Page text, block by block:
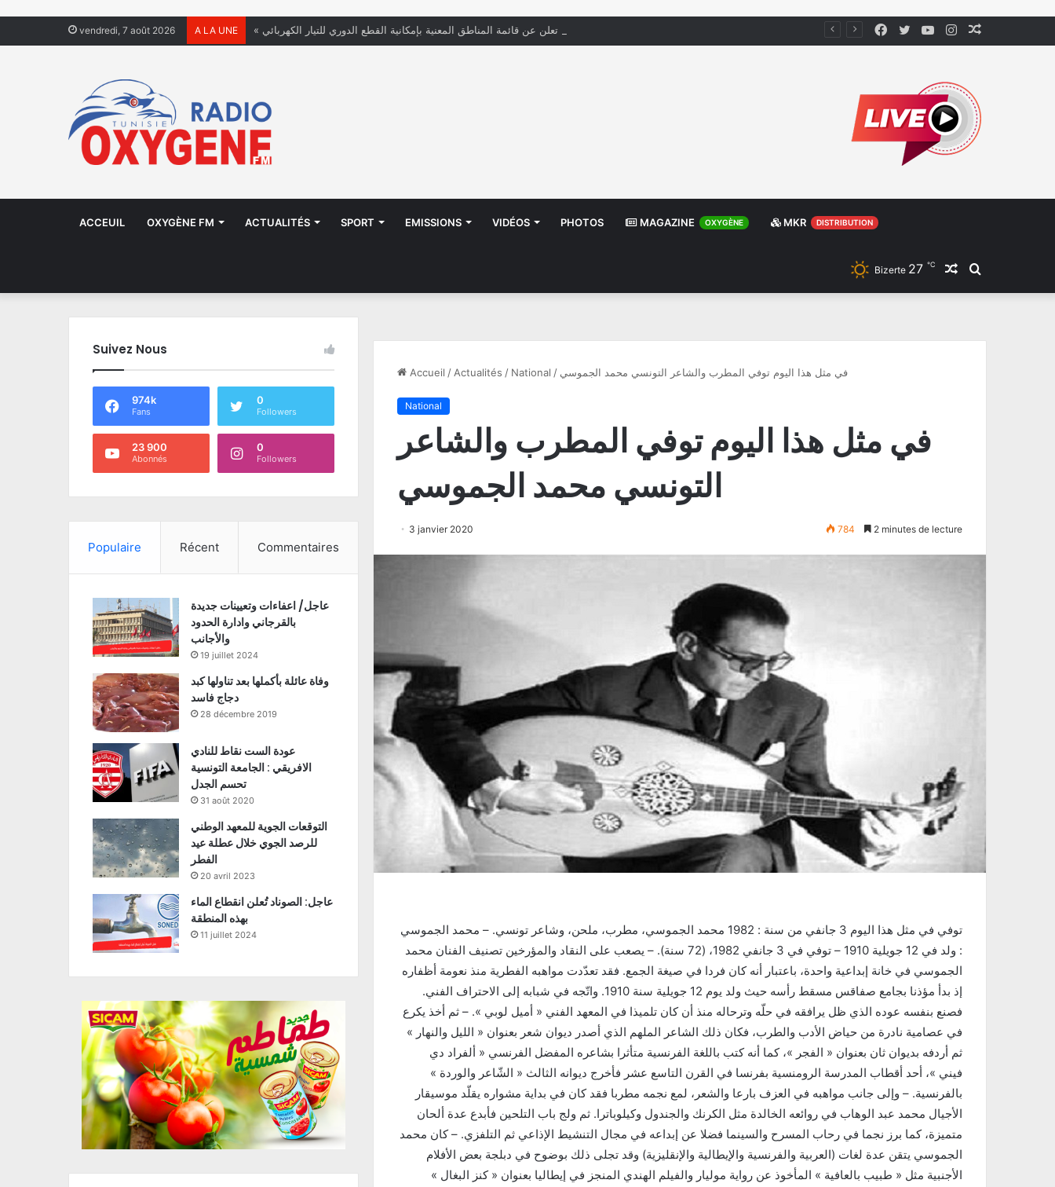
vendredi, 7 août 2026 A LA UNE « الستاغ » تعلن عن قائمة المناطق المعنية بإمكانية القطع الدوري للتيار الكهربائي Instagram
YouTube
Twitter
Facebook
ACCEUIL OXYGÈNE FM ACTUALITÉS SPORT EMISSIONS VIDÉOS PHOTOS MAGAZINE OXYGÈNE MKR DISTRIBUTION
Rechercher
Article
Bizerte 27 ℃
Accueil / Actualités / National / في مثل هذا اليوم توفي المطرب والشاعر التونسي محمد الجموسي
National
في مثل هذا اليوم توفي المطرب والشاعر
التونسي محمد الجموسي
3 janvier 2020 784 2 minutes de lecture
توفي في مثل هذا اليوم 3 جانفي من سنة : 1982 محمد الجموسي، مطرب، ملحن، وشاعر تونسي. – محمد الجموسي
: ولد في 12 جويلية 1910 – توفي في 3 جانفي 1982، (72 سنة). – يصعب على النقاد والمؤرخين تصنيف الفنان محمد
الجموسي في خانة إبداعية واحدة، باعتبار أنه كان فردا في صيغة الجمع. فقد تعدّدت مواهبه الفطرية منذ نعومة أظفاره
إذ بدأ مؤذنا بجامع صفاقس مسقط رأسه حيث ولد يوم 12 جويلية سنة 1910. واتّجه في شبابه إلى الاحتراف الفني.
فصنع بنفسه عوده الذي ظل يرافقه في حلّه وترحاله منذ أن كان تلميذا في المعهد الفني « أميل لوبي ». – ثم أخذ يكرع
في عصامية نادرة من حياض الأدب والطرب، فكان ذلك الشاعر الملهم الذي أصدر ديوان شعر بعنوان « الليل والنهار »
ثم أردفه بديوان ثان بعنوان « الفجر »، كما أنه كتب باللغة الفرنسية متأثرا بشاعره المفضل الفرنسي « ألفراد دي
فيني »، أحد أقطاب المدرسة الرومنسية بفرنسا في القرن التاسع عشر فأخرج ديوانه الثالث « الشّاعر والوردة »
بالفرنسية. – وإلى جانب مواهبه في العزف بارعا والشعر، لمع نجمه مطربا فقد كان في بداية مشواره يقلّد موسيقار
الأجيال محمد عبد الوهاب في روائعه الخالدة مثل الكرنك والجندول وكيلوباترا. ثم ولج باب التلحين فأبدع عدة ألحان
متميزة، كما برز نجما في رحاب المسرح والسينما فضلا عن إبداعه في مجال التنشيط الإذاعي ثم التلفزي. – كان محمد
الجموسي يتقن عدة لغات (العربية والفرنسية والإيطالية والإنقليزية) وقد تجلى ذلك بوضوح في دبلجة بعض الأفلام
الأجنبية مثل « طبيب بالعافية » المأخوذ عن رواية موليار والفيلم الهندي المنجز في إيطاليا بعنوان « كنز البغال »
Suivez Nous
974k
Fans
0
Followers
23 900
Abonnés
0
Followers
Populaire Récent Commentaires
عاجل/ اعفاءات وتعيينات جديدة
بالقرجاني وادارة الحدود
والأجانب
19 juillet 2024
وفاة عائلة بأكملها بعد تناولها كبد
دجاج فاسد
28 décembre 2019
عودة الست نقاط للنادي
الافريقي : الجامعة التونسية
تحسم الجدل
31 août 2020
التوقعات الجوية للمعهد الوطني
للرصد الجوي خلال عطلة عيد
الفطر
20 avril 2023
عاجل: الصوناد تُعلن انقطاع الماء
بهذه المنطقة
11 juillet 2024